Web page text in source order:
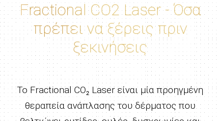
Fractional CO2 Laser - Όσα
πρέπει να ξέρεις πριν
ξεκινήσεις
Το Fractional CO₂ Laser είναι μία προηγμένη
θεραπεία ανάπλασης του δέρματος που